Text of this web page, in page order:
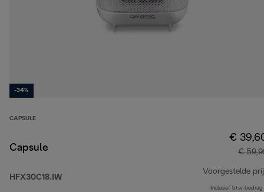
-34%
CAPSULE
Capsule
HFX30C18.IW
€
€
Voorgestelde
Inclusief btw-bedrag